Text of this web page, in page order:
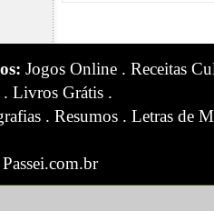
Jogos Online . Receitas
. Livros Grátis .
. Resumos . Letras de